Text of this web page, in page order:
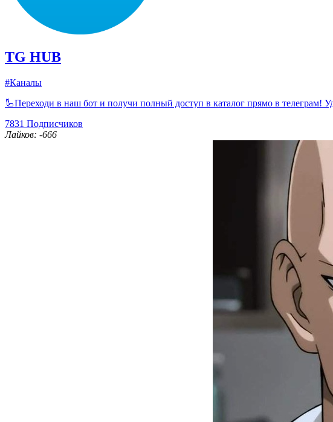
TG HUB
#Каналы
🦾Переходи в наш бот и получи полный доступ в каталог прямо в
7831 Подписчиков
Лайков: -666